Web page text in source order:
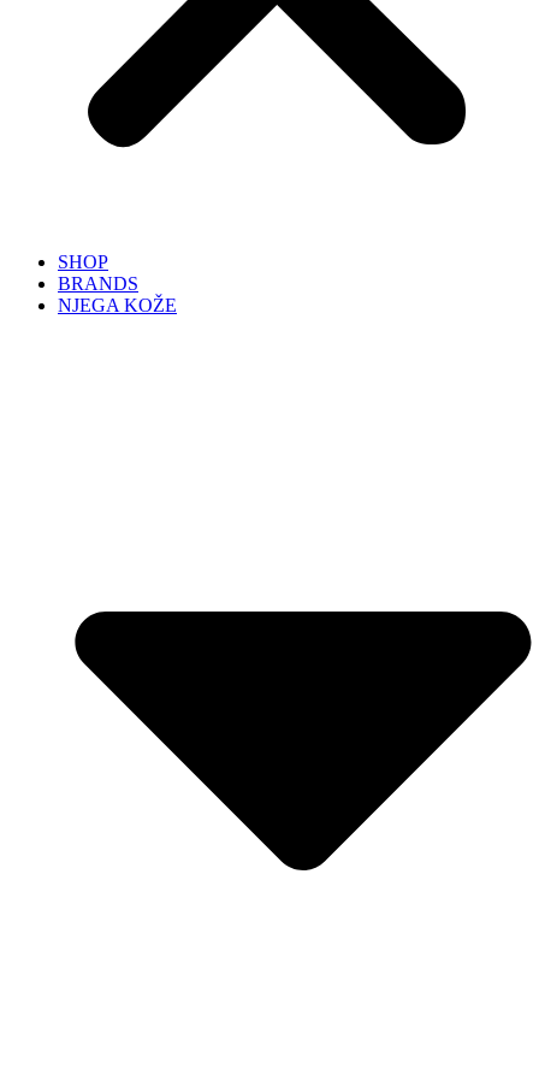
SHOP
BRANDS
NJEGA KOŽE